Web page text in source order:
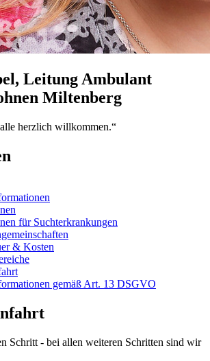
Leitung Ambulant
Miltenberg
herzlich willkommen.“
für Suchterkrankungen
& Kosten
gemäß Art. 13 DSGVO
Schritt - bei allen weiteren Schritten sind wir